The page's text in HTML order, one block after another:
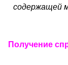
содержащей
Получение